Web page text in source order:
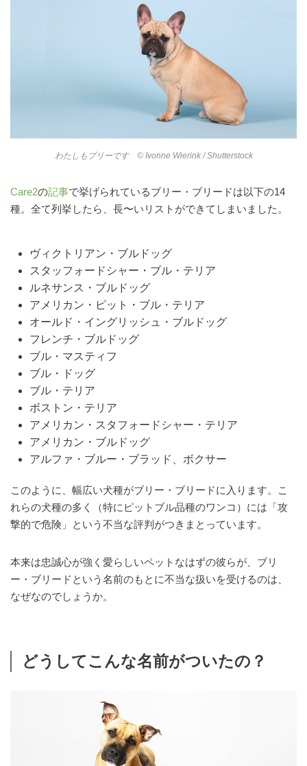
わたしもブリーです © Ivonne Wierink / Shutterstock
Care2の記事で挙げられているブリー・ブリードは以下の14
種。全て列挙したら、長〜いリストができてしまいました。
ヴィクトリアン・ブルドッグ
スタッフォードシャー・ブル・テリア
ルネサンス・ブルドッグ
アメリカン・ピット・ブル・テリア
オールド・イングリッシュ・ブルドッグ
フレンチ・ブルドッグ
ブル・マスティフ
ブル・ドッグ
ブル・テリア
ボストン・テリア
アメリカン・スタフォードシャー・テリア
アメリカン・ブルドッグ
アルファ・ブルー・ブラッド、ボクサー
このように、幅広い犬種がブリー・ブリードに入ります。こ
れらの犬種の多く（特にピットブル品種のワンコ）には「攻
撃的で危険」という不当な評判がつきまとっています。
本来は忠誠心が強く愛らしいペットなはずの彼らが、ブリ
ー・ブリードという名前のもとに不当な扱いを受けるのは、
なぜなのでしょうか。
どうしてこんな名前がついたの？